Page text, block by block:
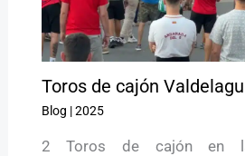
Toros de cajón
Blog |2025
2 Toros de cajón en